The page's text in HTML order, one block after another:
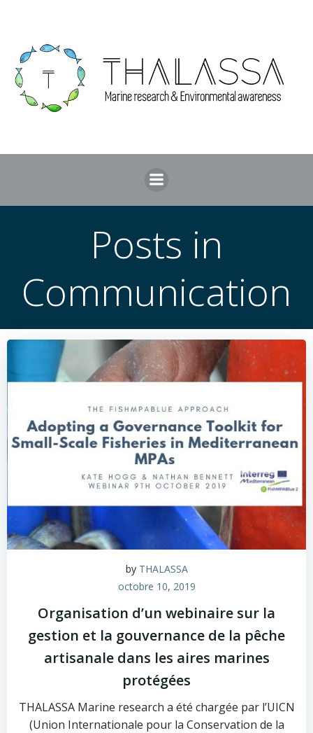
Posts in
Communication
by THALASSA
octobre 10, 2019
Organisation d’un webinaire sur la
gestion et la gouvernance de la pêche
artisanale dans les aires marines
protégées
THALASSA Marine research a été chargée par l’UICN
(Union Internationale pour la Conservation de la